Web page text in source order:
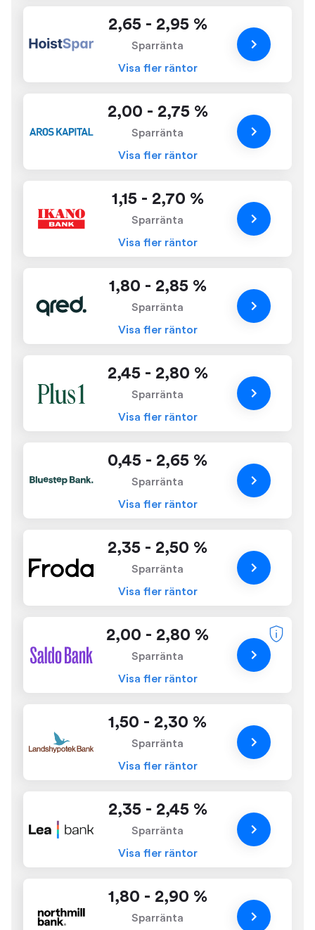
2,65 - 2,95 %
Sparränta
Visa fler räntor
2,00 - 2,75 %
Sparränta
Visa fler räntor
1,15 - 2,70 %
Sparränta
Visa fler räntor
1,80 - 2,85 %
Sparränta
Visa fler räntor
2,45 - 2,80 %
Sparränta
Visa fler räntor
0,45 - 2,65 %
Sparränta
Visa fler räntor
2,35 - 2,50 %
Sparränta
Visa fler räntor
2,00 - 2,80 %
Sparränta
Visa fler räntor
1,50 - 2,30 %
Sparränta
Visa fler räntor
2,35 - 2,45 %
Sparränta
Visa fler räntor
1,80 - 2,90 %
Sparränta